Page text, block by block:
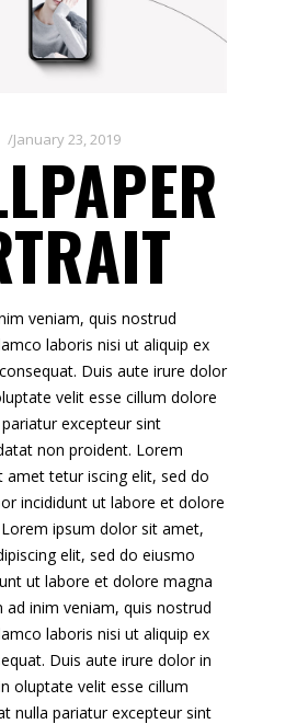
January 23, 2019
veniam, quis nostrud
laboris nisi ut aliquip ex
Duis aute irure dolor
velit esse cillum dolore
excepteur sint
non proident. Lorem
amet tetur iscing elit, sed do
incididunt ut labore et dolore
ipsum dolor sit amet,
elit, sed do eiusmo
ut labore et dolore magna
ad inim veniam, quis nostrud
laboris nisi ut aliquip ex
Duis aute irure dolor in
oluptate velit esse cillum
nulla pariatur excepteur sint